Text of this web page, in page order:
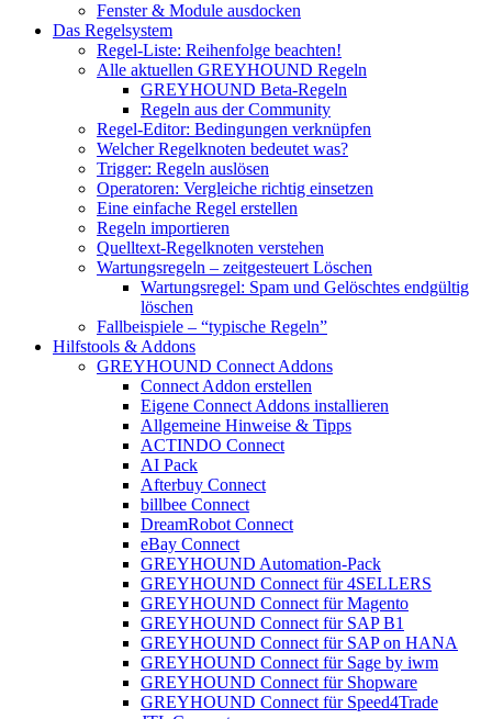
Fenster & Module ausdocken
Das Regelsystem
Regel-Liste: Reihenfolge beachten!
Alle aktuellen GREYHOUND Regeln
GREYHOUND Beta-Regeln
Regeln aus der Community
Regel-Editor: Bedingungen verknüpfen
Welcher Regelknoten bedeutet was?
Trigger: Regeln auslösen
Operatoren: Vergleiche richtig einsetzen
Eine einfache Regel erstellen
Regeln importieren
Quelltext-Regelknoten verstehen
Wartungsregeln – zeitgesteuert Löschen
Wartungsregel: Spam und Gelöschtes endgültig
löschen
Fallbeispiele – “typische Regeln”
Hilfstools & Addons
GREYHOUND Connect Addons
Connect Addon erstellen
Eigene Connect Addons installieren
Allgemeine Hinweise & Tipps
ACTINDO Connect
AI Pack
Afterbuy Connect
billbee Connect
DreamRobot Connect
eBay Connect
GREYHOUND Automation-Pack
GREYHOUND Connect für 4SELLERS
GREYHOUND Connect für Magento
GREYHOUND Connect für SAP B1
GREYHOUND Connect für SAP on HANA
GREYHOUND Connect für Sage by iwm
GREYHOUND Connect für Shopware
GREYHOUND Connect für Speed4Trade